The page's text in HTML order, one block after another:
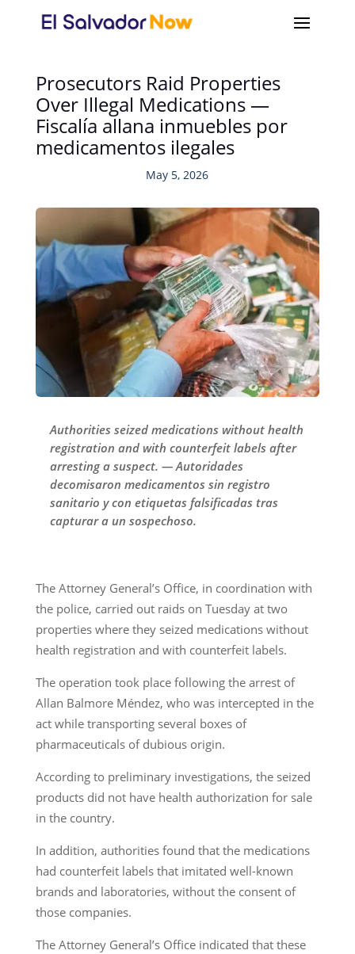
Prosecutors Raid Properties
Over Illegal Medications —
Fiscalía allana inmuebles por
medicamentos ilegales
May 5, 2026
Authorities seized medications without health
registration and with counterfeit labels after
arresting a suspect. — Autoridades
decomisaron medicamentos sin registro
sanitario y con etiquetas falsificadas tras
capturar a un sospechoso.
The Attorney General’s Office, in coordination with
the police, carried out raids on Tuesday at two
properties where they seized medications without
health registration and with counterfeit labels.
The operation took place following the arrest of
Allan Balmore Méndez, who was intercepted in the
act while transporting several boxes of
pharmaceuticals of dubious origin.
According to preliminary investigations, the seized
products did not have health authorization for sale
in the country.
In addition, authorities found that the medications
had counterfeit labels that imitated well-known
brands and laboratories, without the consent of
those companies.
The Attorney General’s Office indicated that these